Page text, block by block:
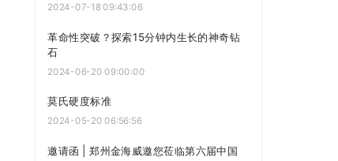
2024-07-18 09:43:06
革命性突破？探索15分钟内生长的神奇钻
石
2024-06-20 09:00:00
莫氏硬度标准
2024-05-20 06:56:56
邀请函 | 郑州金海威邀您莅临第六届中国